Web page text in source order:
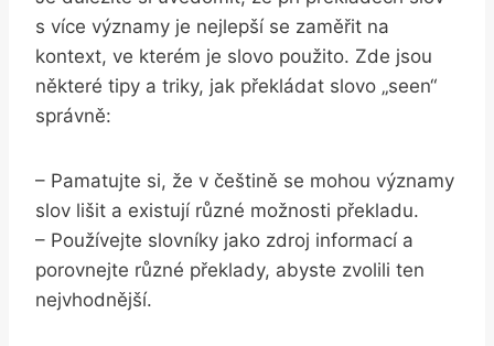
s více významy je nejlepší se zaměřit na
kontext, ve kterém je slovo použito. Zde jsou
některé tipy a triky, jak překládat slovo „seen“
správně:
– Pamatujte si, že v češtině se mohou významy
slov lišit a existují různé možnosti překladu.
– Používejte slovníky jako zdroj informací a
porovnejte různé překlady, abyste zvolili ten
nejvhodnější.